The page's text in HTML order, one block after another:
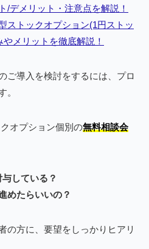
/デメリット・注意点を解説！
ストックオプション(1円ストッ
メリットを徹底解説！
ご導入を検討をするには、プロ
。
オプション個別の無料相談会
している？
めたらいいの？
の方に、要望をしっかりヒアリ